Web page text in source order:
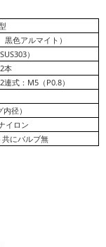
色アルマイト）
）
本
式：M5（P0.8）
径）
イロン
にバルブ無